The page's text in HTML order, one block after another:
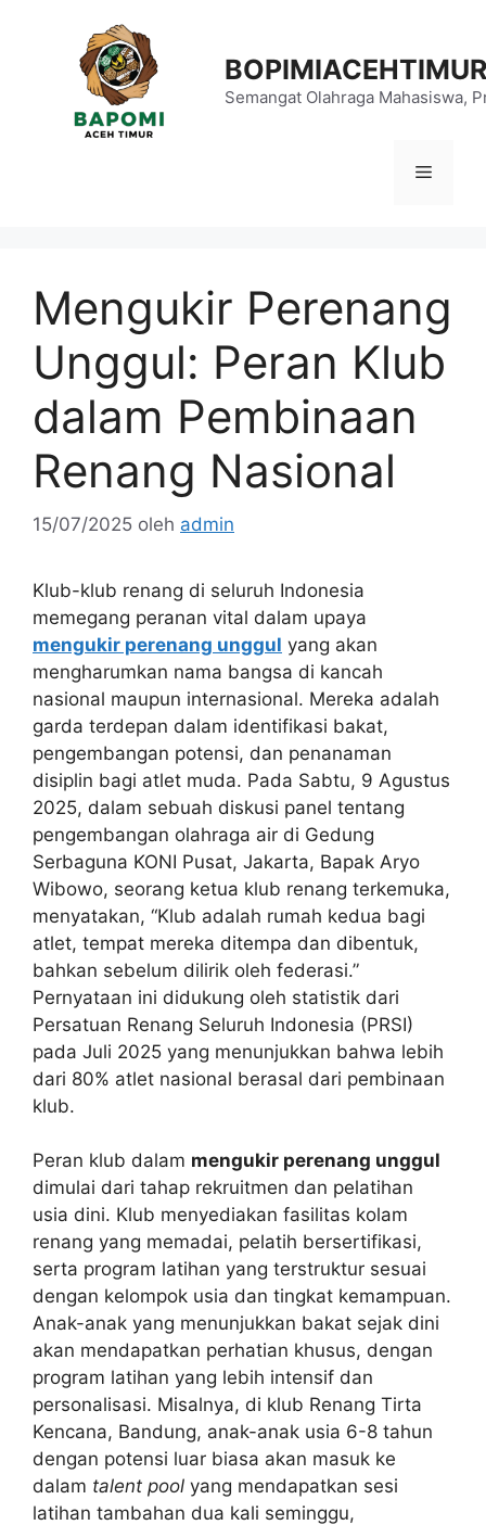
BOPIMIACEHTIMUR
Semangat Olahraga Mahasiswa,
Menu
Mengukir Perenang
Unggul: Peran Klub
dalam Pembinaan
Renang Nasional
15/07/2025 oleh admin
Klub-klub renang di seluruh Indonesia
memegang peranan vital dalam upaya
mengukir perenang unggul yang akan
mengharumkan nama bangsa di kancah
nasional maupun internasional. Mereka adalah
garda terdepan dalam identifikasi bakat,
pengembangan potensi, dan penanaman
disiplin bagi atlet muda. Pada Sabtu, 9 Agustus
2025, dalam sebuah diskusi panel tentang
pengembangan olahraga air di Gedung
Serbaguna KONI Pusat, Jakarta, Bapak Aryo
Wibowo, seorang ketua klub renang terkemuka,
menyatakan, “Klub adalah rumah kedua bagi
atlet, tempat mereka ditempa dan dibentuk,
bahkan sebelum dilirik oleh federasi.”
Pernyataan ini didukung oleh statistik dari
Persatuan Renang Seluruh Indonesia (PRSI)
pada Juli 2025 yang menunjukkan bahwa lebih
dari 80% atlet nasional berasal dari pembinaan
klub.
Peran klub dalam mengukir perenang unggul
dimulai dari tahap rekruitmen dan pelatihan
usia dini. Klub menyediakan fasilitas kolam
renang yang memadai, pelatih bersertifikasi,
serta program latihan yang terstruktur sesuai
dengan kelompok usia dan tingkat kemampuan.
Anak-anak yang menunjukkan bakat sejak dini
akan mendapatkan perhatian khusus, dengan
program latihan yang lebih intensif dan
personalisasi. Misalnya, di klub Renang Tirta
Kencana, Bandung, anak-anak usia 6-8 tahun
dengan potensi luar biasa akan masuk ke
dalam talent pool yang mendapatkan sesi
latihan tambahan dua kali seminggu,